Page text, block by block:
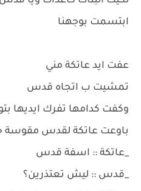
ابتسمت بوجهنا
عفت ايد عاتكة مني
تمشيت ب اتجاه قدس
وكفت كدامها تفرك ايديها
باوعت عاتكة لقدس مقوسة
_عاتكة :: اسفة قدس
_قدس :: ليش تعتذرين؟